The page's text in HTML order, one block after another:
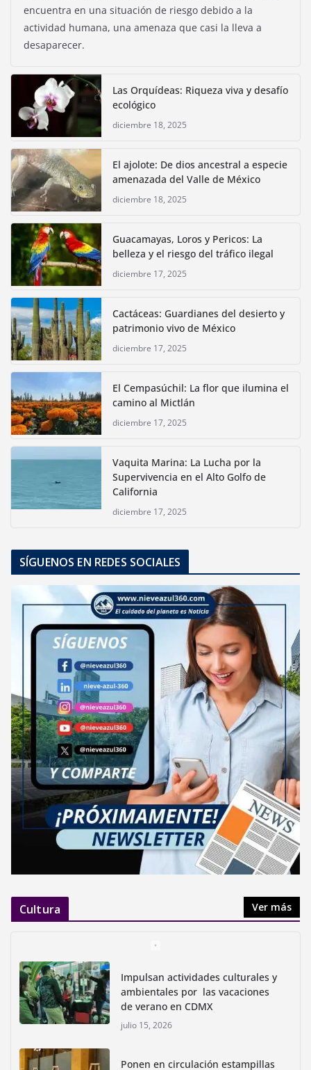
encuentra en una situación de riesgo debido a la
actividad humana, una amenaza que casi la lleva a
desaparecer.
Las Orquídeas: Riqueza viva y desafío
ecológico
diciembre 18, 2025
El ajolote: De dios ancestral a especie
amenazada del Valle de México
diciembre 18, 2025
Guacamayas, Loros y Pericos: La
belleza y el riesgo del tráfico ilegal
diciembre 17, 2025
Cactáceas: Guardianes del desierto y
patrimonio vivo de México
diciembre 17, 2025
El Cempasúchil: La flor que ilumina el
camino al Mictlán
diciembre 17, 2025
Vaquita Marina: La Lucha por la
Supervivencia en el Alto Golfo de
California
diciembre 17, 2025
SÍGUENOS EN REDES SOCIALES
Cultura Ver más
Impulsan actividades culturales y
ambientales por las vacaciones
de verano en CDMX
julio 15, 2026
Ponen en circulación estampillas